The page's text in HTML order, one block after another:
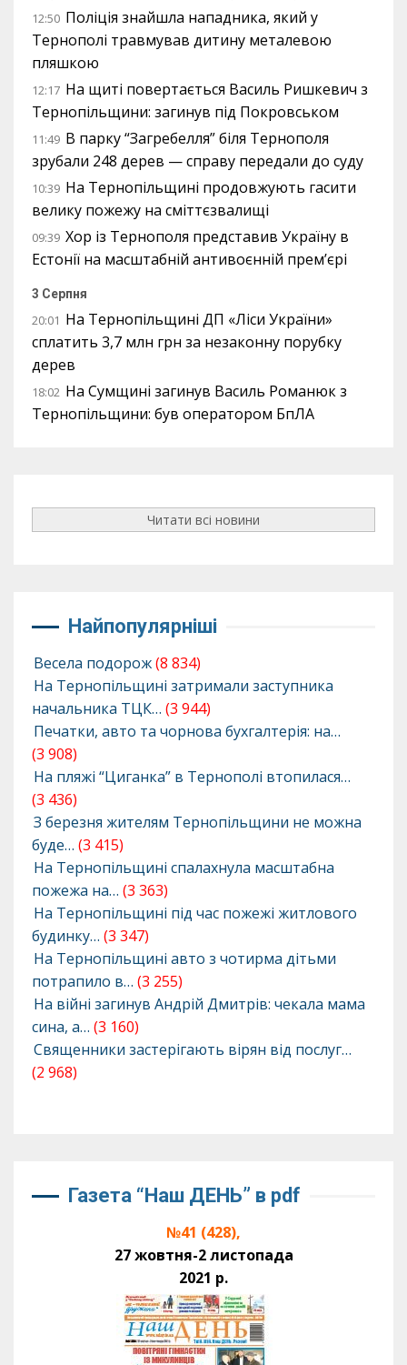
12:50 Поліція знайшла нападника, який у
Тернополі травмував дитину металевою
пляшкою
12:17 На щиті повертається Василь Ришкевич з
Тернопільщини: загинув під Покровськом
11:49 В парку “Загребелля” біля Тернополя
зрубали 248 дерев — справу передали до суду
10:39 На Тернопільщині продовжують гасити
велику пожежу на сміттєзвалищі
09:39 Хор із Тернополя представив Україну в
Естонії на масштабній антивоєнній прем’єрі
3 Серпня
20:01 На Тернопільщині ДП «Ліси України»
сплатить 3,7 млн грн за незаконну порубку
дерев
18:02 На Сумщині загинув Василь Романюк з
Тернопільщини: був оператором БпЛА
Читати всі новини
Найпопулярніші
Весела подорож(8 834)
На Тернопільщині затримали заступника
начальника ТЦК… (3 944)
Печатки, авто та чорнова бухгалтерія: на…
(3 908)
На пляжі “Циганка” в Тернополі втопилася…
(3 436)
З березня жителям Тернопільщини не можна
буде… (3 415)
На Тернопільщині спалахнула масштабна
пожежа на… (3 363)
На Тернопільщині під час пожежі житлового
будинку… (3 347)
На Тернопільщині авто з чотирма дітьми
потрапило в… (3 255)
На війні загинув Андрій Дмитрів: чекала мама
сина, а… (3 160)
Священники застерігають вірян від послуг…
(2 968)
Газета “Наш ДЕНЬ” в pdf
№41 (428),
27 жовтня-2 листопада
2021 р.